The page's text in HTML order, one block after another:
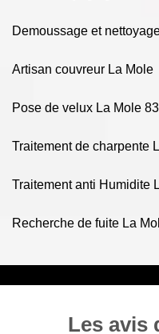
Demoussage et
Artisan couvreur La Mole
Pose de velux La Mole
Traitement de charpente
Traitement anti Humidite
Recherche de fuite La
Les avis